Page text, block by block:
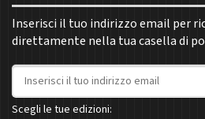
Inserisci il tuo indirizzo email per
direttamente nella tua casella di
Indirizzo email
Scegli le tue edizioni: